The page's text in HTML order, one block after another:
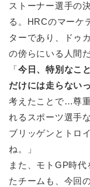
ストーナー選手の
る。HRCのマーケ
ターであり、ドゥ
の傍らにいる人間だ
「今日、特別なこ
だけには走らない
考えたことで…尊
れるスポーツ選手
ブリッゲンとトロ
ね。」
また、モトGP時
たチームも、今回